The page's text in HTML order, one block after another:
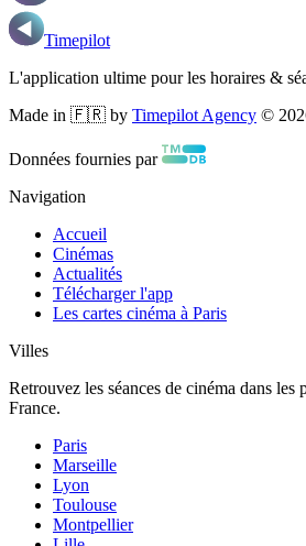
Timepilot
L'application ultime pour les horaires &
Made in 🇫🇷 by Timepilot Agency ©
Données fournies par
Navigation
Accueil
Cinémas
Actualités
Télécharger l'app
Les cartes cinéma à Paris
Villes
Retrouvez les séances de cinéma dans les
France.
Paris
Marseille
Lyon
Toulouse
Montpellier